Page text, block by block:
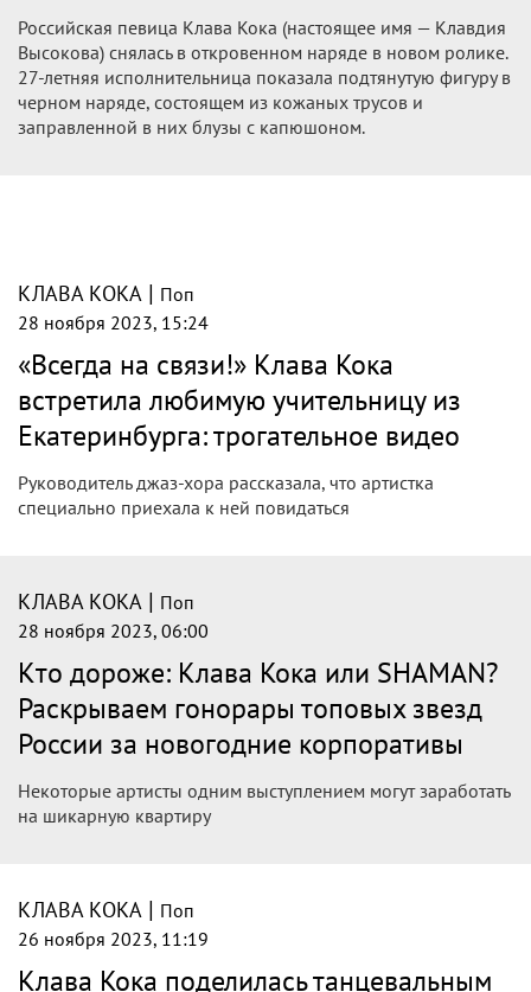
Российская певица Клава Кока (настоящее имя — Клавдия
Высокова) снялась в откровенном наряде в новом ролике.
27-летняя исполнительница показала подтянутую фигуру в
черном наряде, состоящем из кожаных трусов и
заправленной в них блузы с капюшоном.